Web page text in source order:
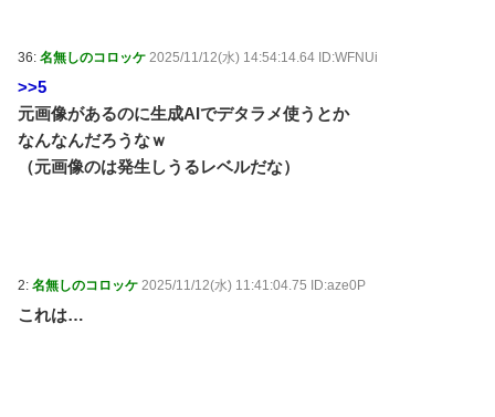
36: 名無しのコロッケ 2025/11/12(水) 14:54:14.64 ID:WFNUi
>>5
元画像があるのに生成AIでデタラメ使うとか
なんなんだろうなｗ
（元画像のは発生しうるレベルだな）
2: 名無しのコロッケ 2025/11/12(水) 11:41:04.75 ID:aze0P
これは…